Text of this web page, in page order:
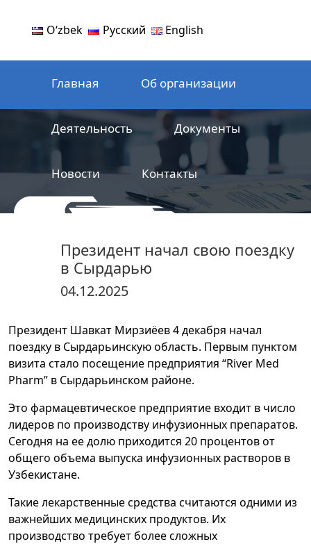
Oʻzbek Русский English
Главная Об организации
Деятельность Документы
Новости Контакты
железнодорожной продукции
Президент начал свою поездку
в Сырдарью
04.12.2025
Президент Шавкат Мирзиёев 4 декабря начал
поездку в Сырдарьинскую область. Первым пунктом
визита стало посещение предприятия “River Med
Pharm” в Сырдарьинском районе.
Это фармацевтическое предприятие входит в число
лидеров по производству инфузионных препаратов.
Сегодня на ее долю приходится 20 процентов от
общего объема выпуска инфузионных растворов в
Узбекистане.
Такие лекарственные средства считаются одними из
важнейших медицинских продуктов. Их
производство требует более сложных